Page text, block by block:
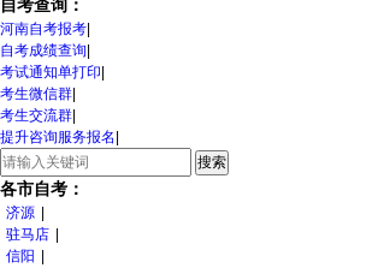
自考查询：
河南自考报考
自考成绩查询
考试通知单打印
考生微信群
考生交流群
提升咨询服务报名
各市自考：
济源
驻马店
信阳